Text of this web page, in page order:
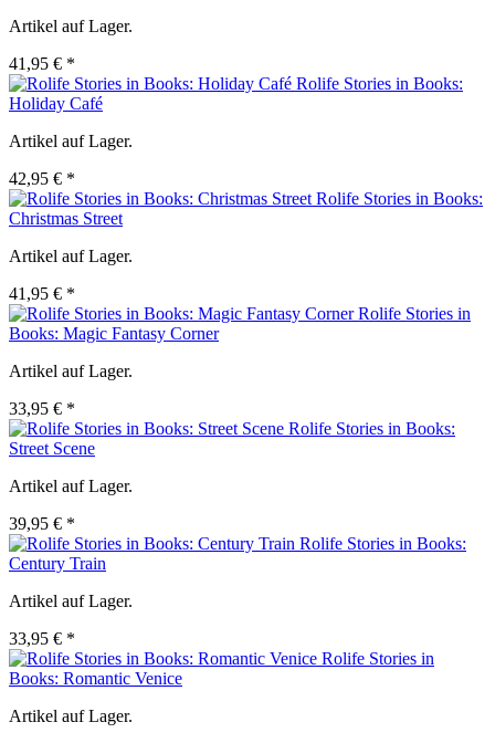
Artikel auf Lager.
41,95 € *
Rolife Stories in Books:
Holiday Café
Artikel auf Lager.
42,95 € *
Rolife Stories in Books:
Christmas Street
Artikel auf Lager.
41,95 € *
Rolife Stories in
Books: Magic Fantasy Corner
Artikel auf Lager.
33,95 € *
Rolife Stories in Books:
Street Scene
Artikel auf Lager.
39,95 € *
Rolife Stories in Books:
Century Train
Artikel auf Lager.
33,95 € *
Rolife Stories in
Books: Romantic Venice
Artikel auf Lager.